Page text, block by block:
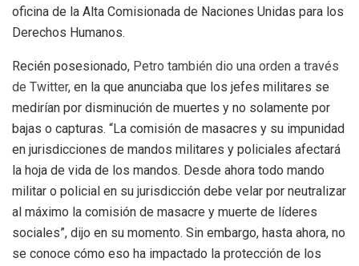
oficina de la Alta Comisionada de Naciones Unidas para los
Derechos Humanos.
Recién posesionado, Petro también dio una orden a través
de Twitter, en la que anunciaba que los jefes militares se
medirían por disminución de muertes y no solamente por
bajas o capturas. “La comisión de masacres y su impunidad
en jurisdicciones de mandos militares y policiales afectará
la hoja de vida de los mandos. Desde ahora todo mando
militar o policial en su jurisdicción debe velar por neutralizar
al máximo la comisión de masacre y muerte de líderes
sociales”, dijo en su momento. Sin embargo, hasta ahora, no
se conoce cómo eso ha impactado la protección de los